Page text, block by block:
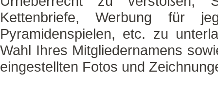
Kettenbriefe, Werbung für
Pyramidenspielen, etc. zu
Wahl Ihres Mitgliedernamens
eingestellten Fotos und